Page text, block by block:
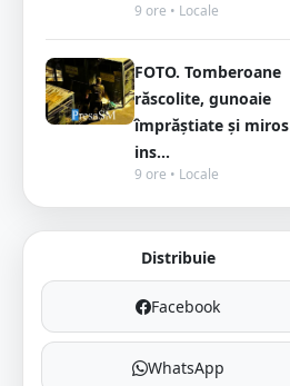
9 ore • Locale
FOTO. Tomberoane
răscolite, gunoaie
împrăștiate și miros
ins...
9 ore • Locale
Distribuie
Facebook
WhatsApp